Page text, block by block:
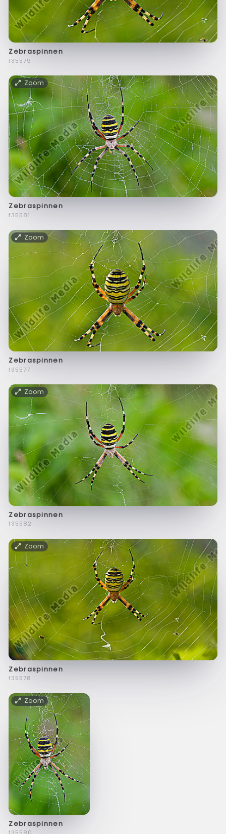
Zebraspinnen
f35579
Zoom
Zebraspinnen
f35581
Zoom
Zebraspinnen
f35577
Zoom
Zebraspinnen
f35582
Zoom
Zebraspinnen
f35578
Zoom
Zebraspinnen